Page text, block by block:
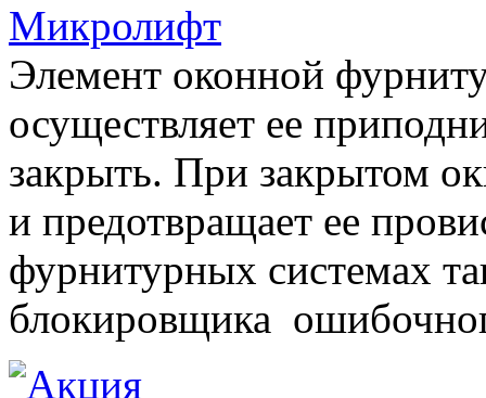
Микролифт
Элемент оконной
осуществляет ее
закрыть. При закрытом
и предотвращает ее
фурнитурных системах
блокировщика